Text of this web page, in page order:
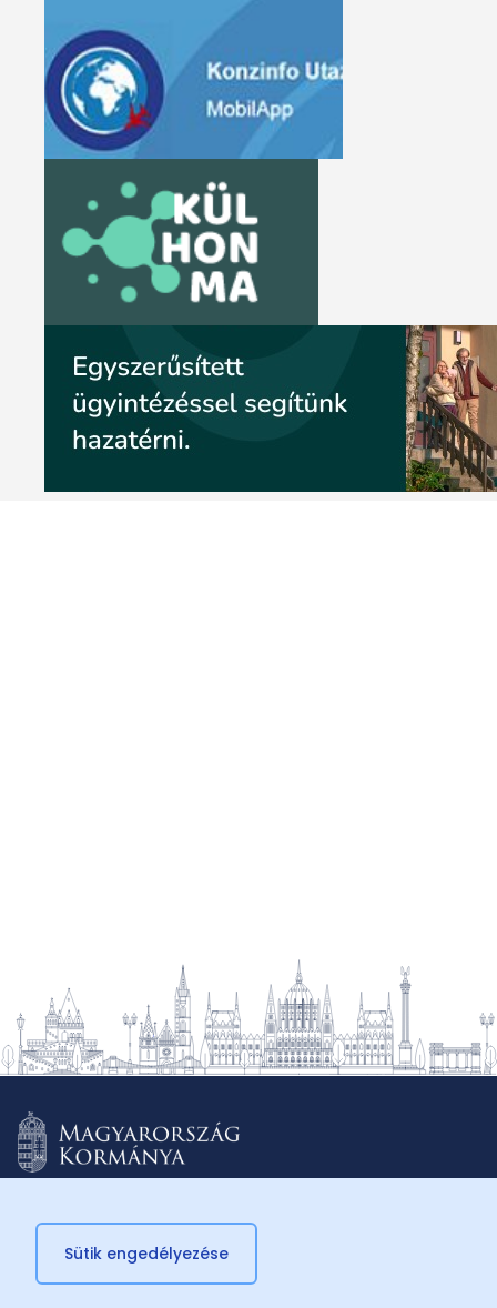
© 2026 Külügyminisztérium
Sütik engedélyezése